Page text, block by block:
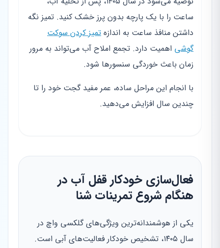
ساعت را با یک پارچه بدون پرز خشک کنید. تمیز نگه
داشتن منافذ ساعت به اندازه تمیز کردن سوکت
گوشی اهمیت دارد. تجمع املاح آب می‌تواند به مرور
زمان باعث خوردگی سنسورها شود.
با انجام این مراحل ساده، عمر مفید گجت خود را تا
چندین سال افزایش می‌دهید.
فعال‌سازی خودکار قفل آب در
هنگام شروع تمرینات شنا
یکی از هوشمندانه‌ترین ویژگی‌های گلکسی واچ در
سال ۱۴۰۵، تشخیص خودکار فعالیت‌های آبی است.